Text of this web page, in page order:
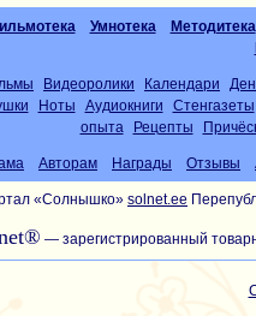
Умнотека
Методитека
Видеоролики Календари
Ноты Аудиокниги
Стенгазеты
опыта
Рецепты
Авторам Награды Отзывы
«Солнышко» solnet.ee
— зарегистрированный